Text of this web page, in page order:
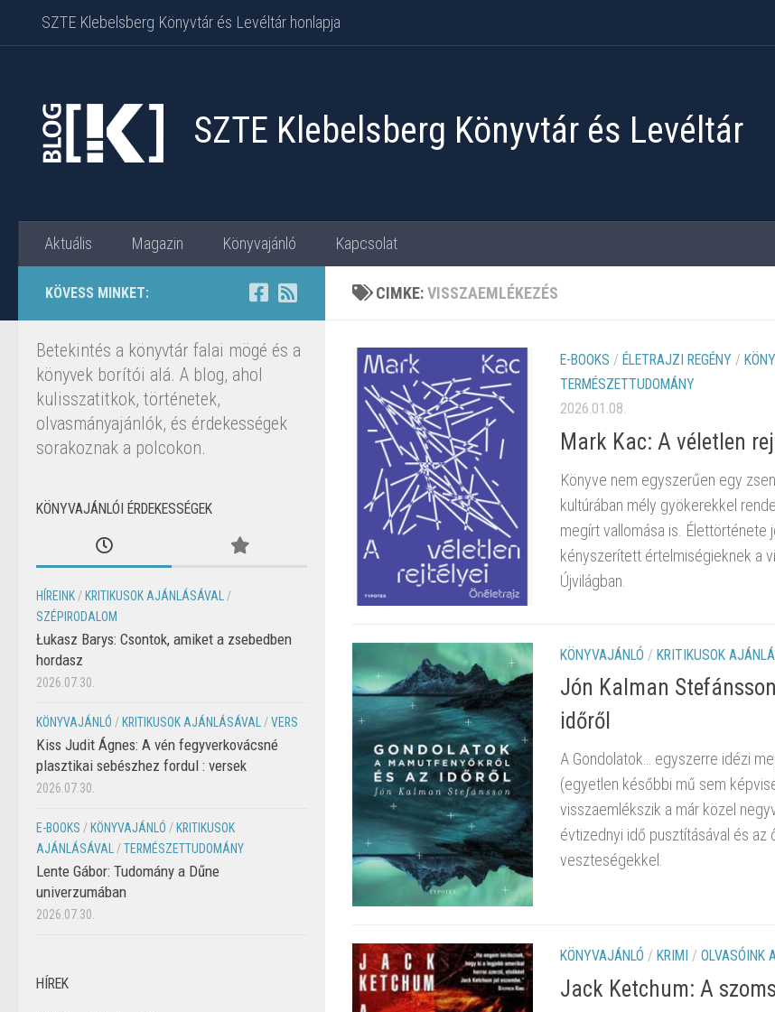
Skip to content
SZTE Klebelsberg Könyvtár és Levéltár honlapja
SZTE Klebelsberg Könyvtár és Levéltár
Aktuális Magazin Könyvajánló Kapcsolat
CIMKE:VISSZAEMLÉKEZÉS
E-BOOKS / ÉLETRAJZI REGÉNY /
TERMÉSZETTUDOMÁNY
2026.01.08.
Mark Kac: A véletlen
Könyve nem egyszerűen egy
kultúrában mély gyökerekkel
megírt vallomása is. Élettörténete
kényszerített értelmiségieknek a
Újvilágban.
KÖNYVAJÁNLÓ / KRITIKUSOK
Jón Kalman
időről
A Gondolatok… egyszerre idézi
(egyetlen későbbi mű sem
visszaemlékszik a már közel
évtizednyi idő pusztításával és az
veszteségekkel.
KÖNYVAJÁNLÓ / KRIMI / OLVASÓINK
Jack Ketchum: A
KÖVESS MINKET:
Betekintés a könyvtár falai mögé és a
könyvek borítói alá. A blog, ahol
kulisszatitkok, történetek,
olvasmányajánlók, és érdekességek
sorakoznak a polcokon.
KÖNYVAJÁNLÓI ÉRDEKESSÉGEK
HÍREINK / KRITIKUSOK AJÁNLÁSÁVAL
/
SZÉPIRODALOM
Łukasz Barys: Csontok, amiket a zsebedben
hordasz
2026.07.30.
KÖNYVAJÁNLÓ / KRITIKUSOK AJÁNLÁSÁVAL /VERS
Kiss Judit Ágnes: A vén fegyverkovácsné
plasztikai sebészhez fordul : versek
2026.07.30.
E-BOOKS / KÖNYVAJÁNLÓ / KRITIKUSOK
AJÁNLÁSÁVAL
/TERMÉSZETTUDOMÁNY
Lente Gábor: Tudomány a Dűne
univerzumában
2026.07.30.
HÍREK